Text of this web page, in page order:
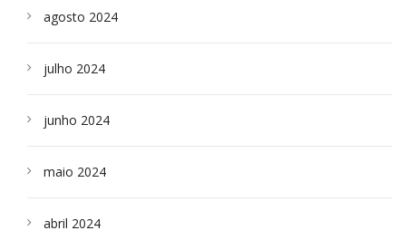
agosto 2024
julho 2024
junho 2024
maio 2024
abril 2024